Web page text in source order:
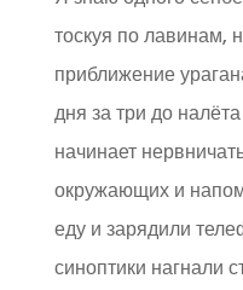
тоскуя по лавинам,
приближение
дня за три до
начинает
окружающих и
еду и зарядили
синоптики нагнали